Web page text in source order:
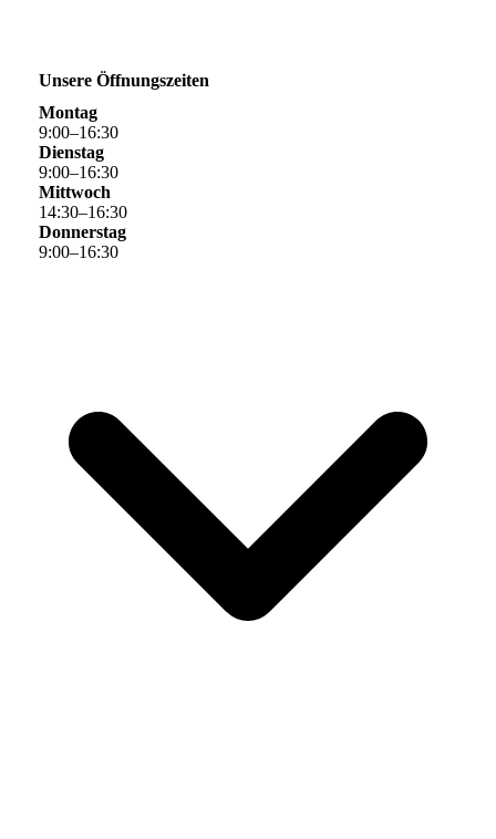
Unsere Öffnungszeiten
Montag
9:00–16:30
Dienstag
9:00–16:30
Mittwoch
14:30–16:30
Donnerstag
9:00–16:30